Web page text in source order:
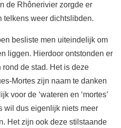
de Rhônerivier zorgde er
telkens weer dichtslibden.
besliste men uiteindelijk om
liggen. Hierdoor ontstonden er
de stad. Het is deze
Mortes zijn naam te danken
voor de ‘wateren en ‘mortes’
wil dus eigenlijk niets meer
Het zijn ook deze stilstaande